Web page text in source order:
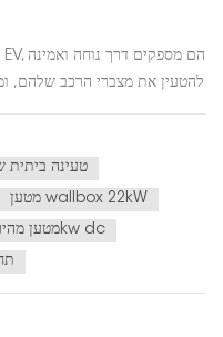
להטעין את מצברי הרכב שלהם,
חדשים ולספק שירות בעל
טעינה ביתית של 11
מטען wallbox 22kW
מטען מהיר 50kw dc